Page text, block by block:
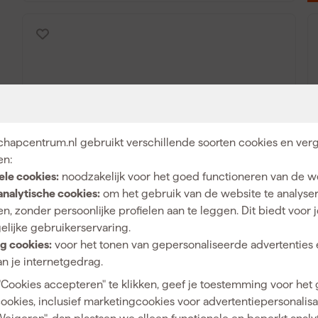
gebruikt verschillende soorten cookies en
cookies: noodzakelijk voor het goed functioneren van de
cookies: om het gebruik van de website te
zonder persoonlijke profielen aan te leggen. Dit biedt voor
gebruikerservaring.
cookies: voor het tonen van gepersonaliseerde advertenties
je internetgedrag.
accepteren" te klikken, geef je toestemming voor het
inclusief marketingcookies voor
Fischer 541896 FNH Spanhuls - 6 x 50mm
(100st)
Maandag bezorgd
Adviesprijs 44,85
13,68
incl. BTW